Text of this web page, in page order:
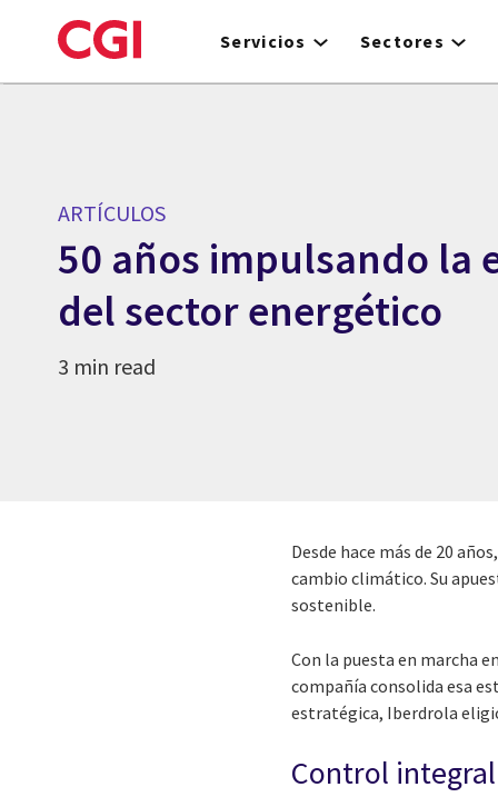
to
Servicios Sectores
ARTÍCULOS
50 años impulsando la
del sector energético
3 min read
Desde hace más de 20
cambio climático. Su
sostenible.
Con la puesta en marcha
compañía consolida esa
estratégica, Iberdrola
Control